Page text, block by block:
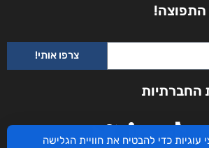
התפוצה!
צרפו אותי!
החברתיות
כדי להבטיח את חוויית הגלישה